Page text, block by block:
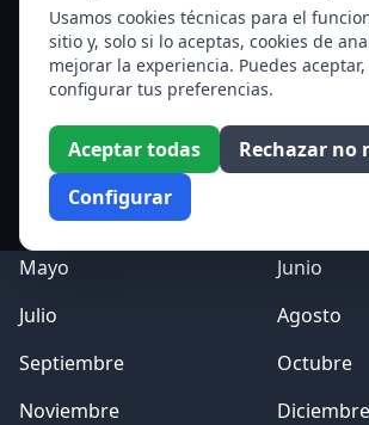
Usamos cookies técnicas para el
sitio y, solo si lo aceptas, cookies de
mejorar la experiencia. Puedes
configurar tus preferencias.
Aceptar todas
Rechazar no
Configurar
San Sixto II papa
Ver todos los santos de hoy
Acceso a los Meses
Enero
Febrero
Marzo
Mayo
Junio
Julio
Agosto
Septiembre
Octubre
Noviembre
Diciembre